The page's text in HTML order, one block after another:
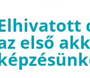
első